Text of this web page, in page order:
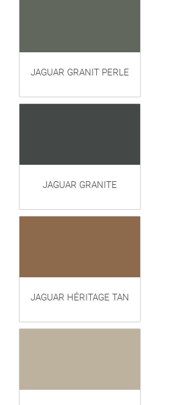
JAGUAR GRANIT PERLE
JAGUAR GRANITE
JAGUAR HÉRITAGE TAN